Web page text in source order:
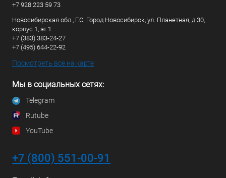
+7 928 223 59 73
Новосибирская обл., Г.О. Город Новосибирск, ул. Планетная, д.30,
корпус 1, эт.1.
+7 (383) 383-24-27
+7 (495) 644-22-92
Посмотреть все на карте
Мы в социальных сетях:
Telegram
Rutube
YouTube
+7 (800) 551-00-91